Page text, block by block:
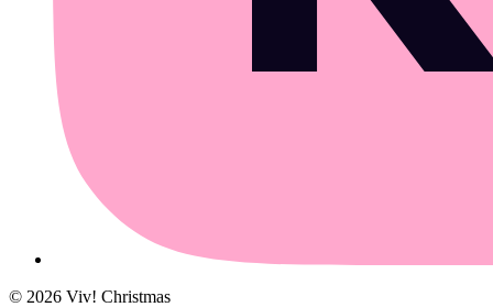
© 2026 Viv! Christmas